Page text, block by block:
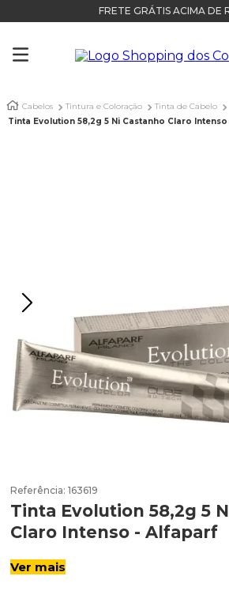
FRETE GRÁTIS ACIMA DE
Cabelos Tintura e Coloração
Tinta de Cabelo
Tinta Evolution 58,2g 5 Ni Castanho Claro
Referência: 163619
Tinta Evolution 58,2g 5
Claro Intenso - Alfaparf
Ver mais